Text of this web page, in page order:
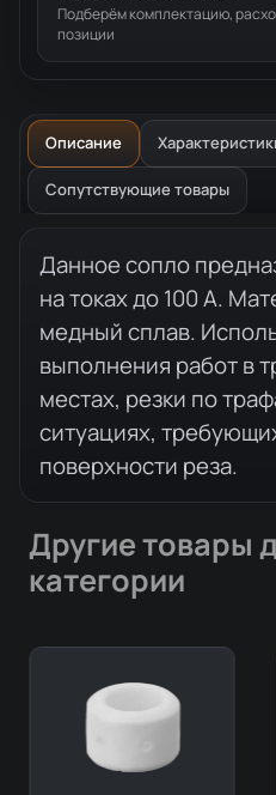
Подберём комплектацию,
позиции
Описание
Сопутствующие товары
Описание
Данное сопло
на токах до 100 А.
медный сплав.
выполнения работ в
местах, резки по
ситуациях,
поверхности реза.
Другие товары
категории